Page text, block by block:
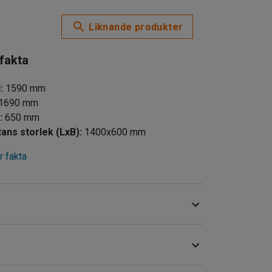
Liknande produkter
: 1590 mm
mm
: 650 mm
storlek (LxB): 1400x600 mm
fakta
som till exempel lager och butiker.